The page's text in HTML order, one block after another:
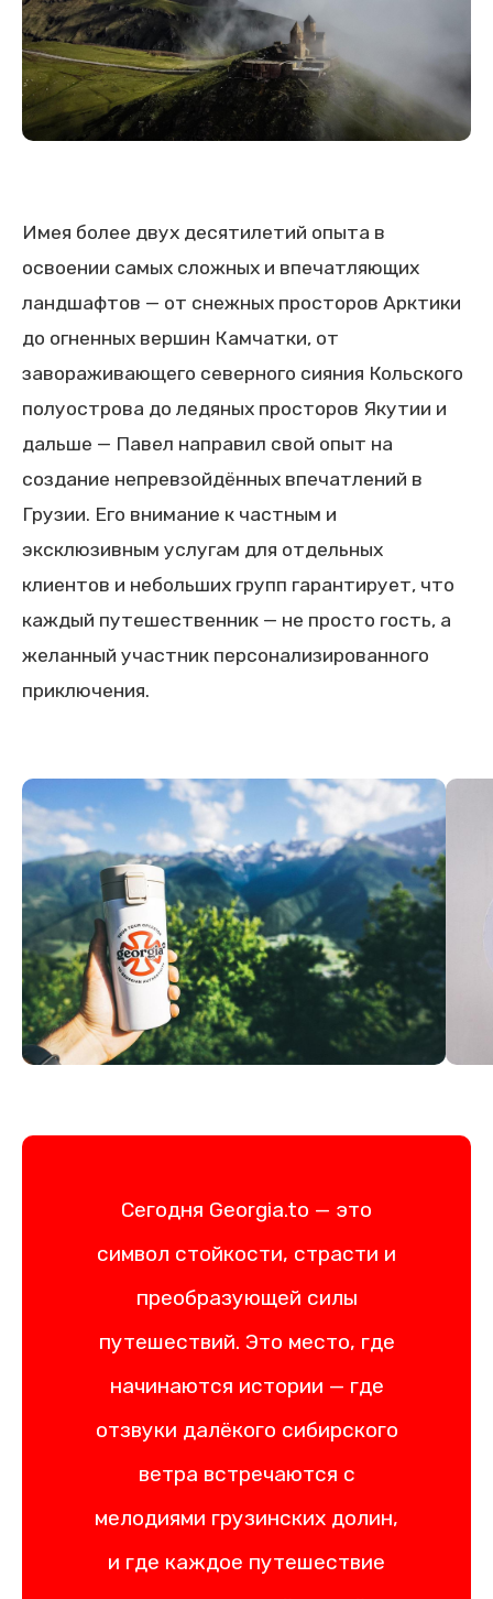
Имея более двух десятилетий опыта в
освоении самых сложных и впечатляющих
ландшафтов — от снежных просторов Арктики
до огненных вершин Камчатки, от
завораживающего северного сияния Кольского
полуострова до ледяных просторов Якутии и
дальше — Павел направил свой опыт на
создание непревзойдённых впечатлений в
Грузии. Его внимание к частным и
эксклюзивным услугам для отдельных
клиентов и небольших групп гарантирует, что
каждый путешественник — не просто гость, а
желанный участник персонализированного
приключения.
Сегодня Georgia.to — это
символ стойкости, страсти и
преобразующей силы
путешествий. Это место, где
начинаются истории — где
отзвуки далёкого сибирского
ветра встречаются с
мелодиями грузинских долин,
и где каждое путешествие